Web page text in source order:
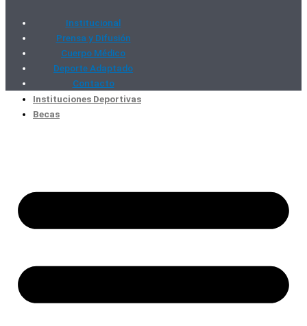
Institucional
Prensa y Difusión
Cuerpo Médico
Deporte Adaptado
Contacto
Instituciones Deportivas
Becas